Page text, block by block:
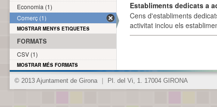
Establiments dedicats a
Cens d'establiments
activitat inclou els
Economia (1)
Comerç (1)
MOSTRAR MENYS ETIQUETES
FORMATS
CSV (1)
MOSTRAR MÉS FORMATS
© 2013 Ajuntament de Girona Pl. del Vi, 1. 17004 GIRONA